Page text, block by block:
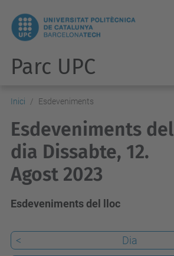
Parc UPC
Inici Esdeveniments
Esdeveniments del
dia Dissabte, 12.
Agost 2023
Esdeveniments del lloc
< Dia